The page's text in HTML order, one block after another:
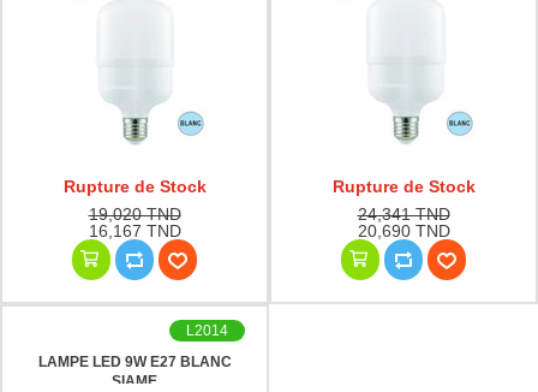
Rupture de Stock
19,020 TND
16,167 TND
Rupture de Stock
24,341 TND
20,690 TND
LAMPE LED 9W E27 BLANC
SIAME
L2014